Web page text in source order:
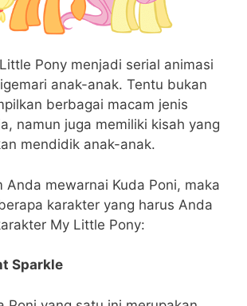
Pony menjadi serial animasi
anak-anak. Tentu bukan
berbagai macam jenis
namun juga memiliki kisah yang
mendidik anak-anak.
Anda mewarnai Kuda Poni, maka
karakter yang harus Anda
My Little Pony:
Sparkle